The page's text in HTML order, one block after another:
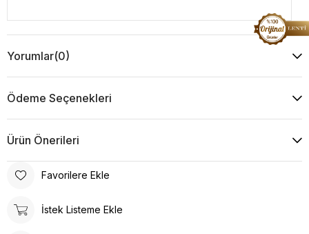
Yorumlar(0)
Ödeme Seçenekleri
Ürün Önerileri
Favorilere Ekle
İstek Listeme Ekle